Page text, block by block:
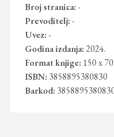
Broj stranica: -
Prevoditelj: -
Uvez: -
Godina izdanja: 2024.
Format knjige: 150 x 70
ISBN: 3858895380830
Barkod: